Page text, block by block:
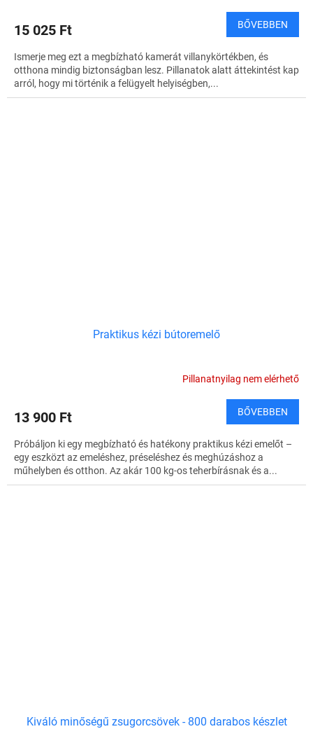
15 025 Ft BŐVEBBEN
Ismerje meg ezt a megbízható kamerát villanykörtékben, és
otthona mindig biztonságban lesz. Pillanatok alatt áttekintést kap
arról, hogy mi történik a felügyelt helyiségben,...
Praktikus kézi bútoremelő
Pillanatnyilag nem elérhető
13 900 Ft BŐVEBBEN
Próbáljon ki egy megbízható és hatékony praktikus kézi emelőt –
egy eszközt az emeléshez, préseléshez és meghúzáshoz a
műhelyben és otthon. Az akár 100 kg-os teherbírásnak és a...
Kiváló minőségű zsugorcsövek - 800 darabos készlet